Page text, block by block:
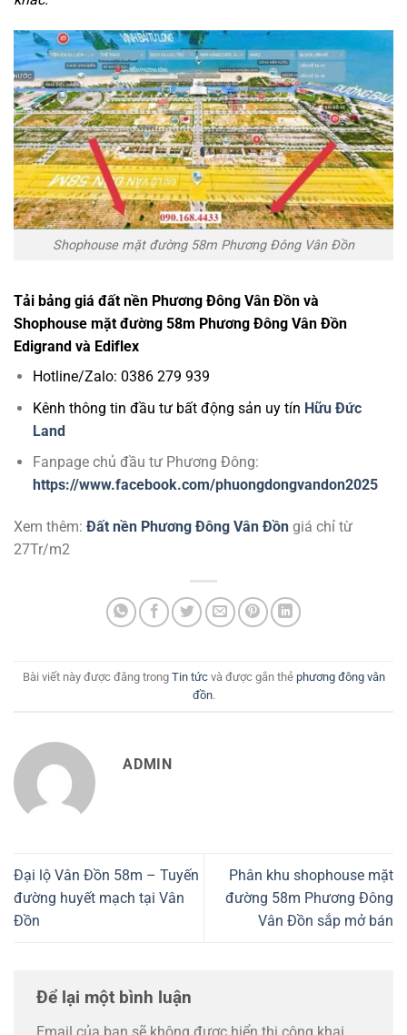
Shophouse mặt đường 58m Phương Đông Vân Đồn
Tải bảng giá đất nền Phương Đông Vân Đồn và
Shophouse mặt đường 58m Phương Đông Vân Đồn
Edigrand và Ediflex
Hotline/Zalo: 0386 279 939
Kênh thông tin đầu tư bất động sản uy tín Hữu Đức
Land
Fanpage chủ đầu tư Phương Đông:
https://www.facebook.com/phuongdongvandon2025
Xem thêm: Đất nền Phương Đông Vân Đồn giá chỉ từ
27Tr/m2
Bài viết này được đăng trong Tin tứcvà được gắn thẻ phương đông vân
đồn.
ADMIN
Đại lộ Vân Đồn 58m – Tuyến
đường huyết mạch tại Vân
Đồn
Phân khu shophouse mặt
đường 58m Phương Đông
Vân Đồn sắp mở bán
Để lại một bình luận